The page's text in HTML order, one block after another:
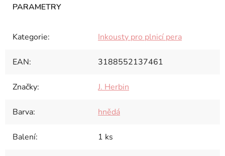
Kategorie: Inkousty pro plnicí pera
EAN: 3188552137461
Značky: J. Herbin
Barva: hnědá
Balení: 1 ks